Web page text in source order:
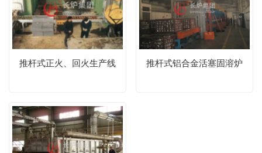
推杆式正火、回火生产线 推杆式铝合金活塞固溶炉